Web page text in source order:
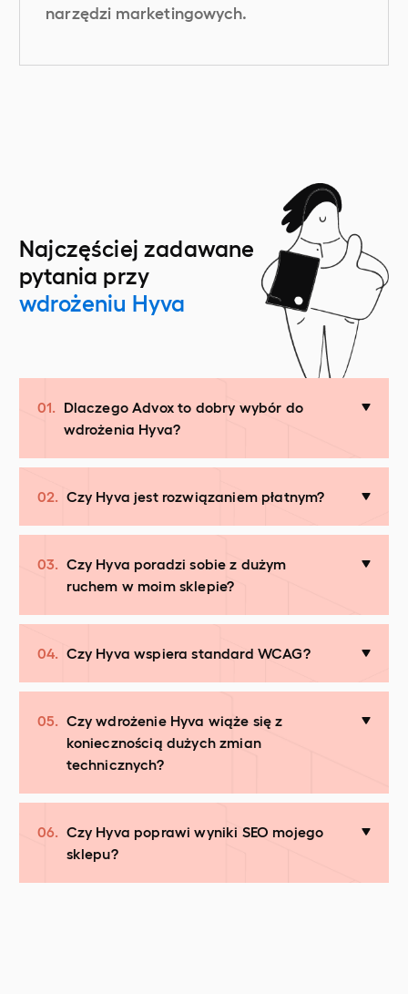
narzędzi marketingowych.
Najczęściej zadawane
pytania przy
wdrożeniu Hyva
01. Dlaczego Advox to dobry wybór do
wdrożenia Hyva?
02. Czy Hyva jest rozwiązaniem płatnym?
03. Czy Hyva poradzi sobie z dużym
ruchem w moim sklepie?
04. Czy Hyva wspiera standard WCAG?
05. Czy wdrożenie Hyva wiąże się z
koniecznością dużych zmian
technicznych?
06. Czy Hyva poprawi wyniki SEO mojego
sklepu?